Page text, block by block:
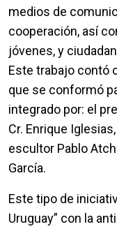
medios de
cooperación, así
jóvenes, y
Este trabajo contó
que se conformó
integrado por: el
Cr. Enrique
escultor Pablo
García.
Este tipo de
Uruguay” con la